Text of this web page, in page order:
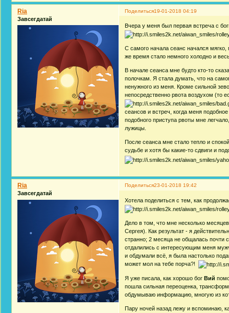
Поделиться19-01-2018 04:19
Ria
Завсегдатай
Вчера у меня был первая встреча с
С самого начала сеанс начался
же время стало немного холодно и
В начале сеанса мне будто кто-то
полочкам. Я стала думать, что на
ненужного из меня. Кроме сильной
непосредственно рвота воздухом (то
сеансов и встреч, когда меня
подобного приступа рвоты мне
лужицы.
После сеанса мне стало тепло и
судьбе и хотя бы какие-то сдвиги и
Поделиться23-01-2018 19:42
Ria
Завсегдатай
Хотела поделиться с тем, как
Дело в том, что мне несколько
Сергея). Как результат - я
странно; 2 месяца не общалась почти
отдалились с интересующим меня
и обдумали всё, я была настолько
может мол на тебе порча?!
Я уже писала, как хорошо богВий
пошла сильная переоценка,
обдумываю информацию, многую из
Пару ночей назад лежу и вспоминаю,